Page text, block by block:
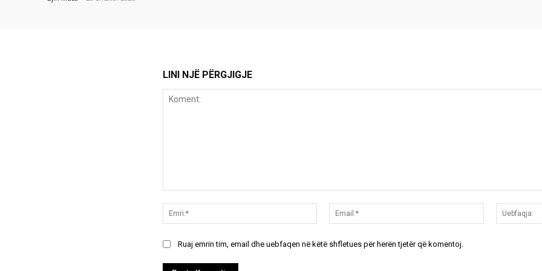
LINI NJË PËRGJIGJE
Emri:*
Email:*
Ruaj emrin tim, email dhe uebfaqen në këtë shfletues për herën tjetër që komentoj.